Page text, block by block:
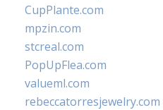
CupPlante.com
mpzin.com
stcreal.com
PopUpFlea.com
valueml.com
rebeccatorresjewelry.com